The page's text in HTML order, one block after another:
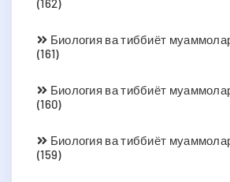
(162)
Биология ва тиббиёт
(161)
Биология ва тиббиёт
(160)
Биология ва тиббиёт
(159)